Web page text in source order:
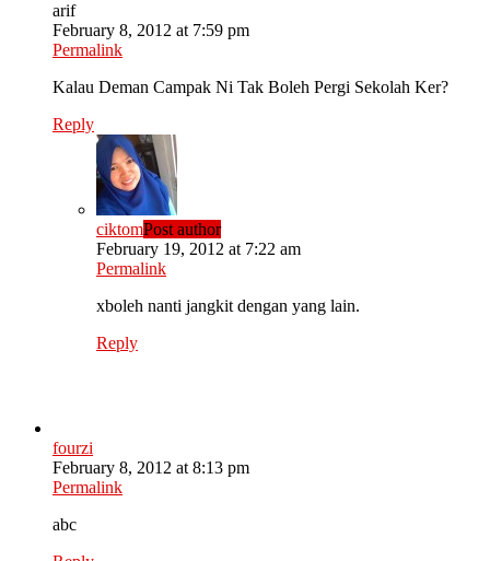
arif
February 8, 2012 at 7:59 pm
Permalink
Kalau Deman Campak Ni Tak Boleh Pergi Sekolah Ker?
Reply
ciktomPost author
February 19, 2012 at 7:22 am
Permalink
xboleh nanti jangkit dengan yang lain.
Reply
fourzi
February 8, 2012 at 8:13 pm
Permalink
abc